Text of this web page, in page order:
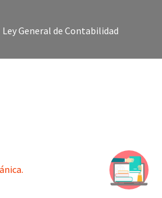
Ley General de Contabilidad